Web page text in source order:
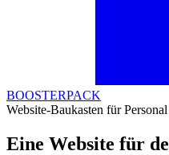
BOOSTERPACK
Website-Baukasten für
Eine Website für